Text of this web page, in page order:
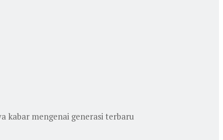
kabar mengenai generasi terbaru